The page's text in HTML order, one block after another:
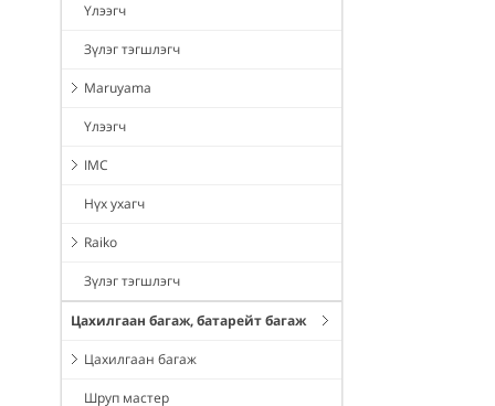
Үлээгч
Зүлэг тэгшлэгч
Maruyama
Үлээгч
IMC
Нүх ухагч
Raiko
Зүлэг тэгшлэгч
Цахилгаан багаж, батарейт багаж
Цахилгаан багаж
Шруп мастер